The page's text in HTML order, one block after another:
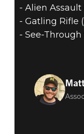
- Alien Assault
- Gatling Rifle (
- See-Through